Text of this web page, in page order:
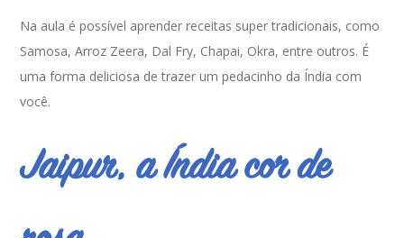
Na aula é possível aprender receitas super tradicionais, como
Samosa, Arroz Zeera, Dal Fry, Chapai, Okra, entre outros. É
uma forma deliciosa de trazer um pedacinho da Índia com
você.
Jaipur, a Índia cor de